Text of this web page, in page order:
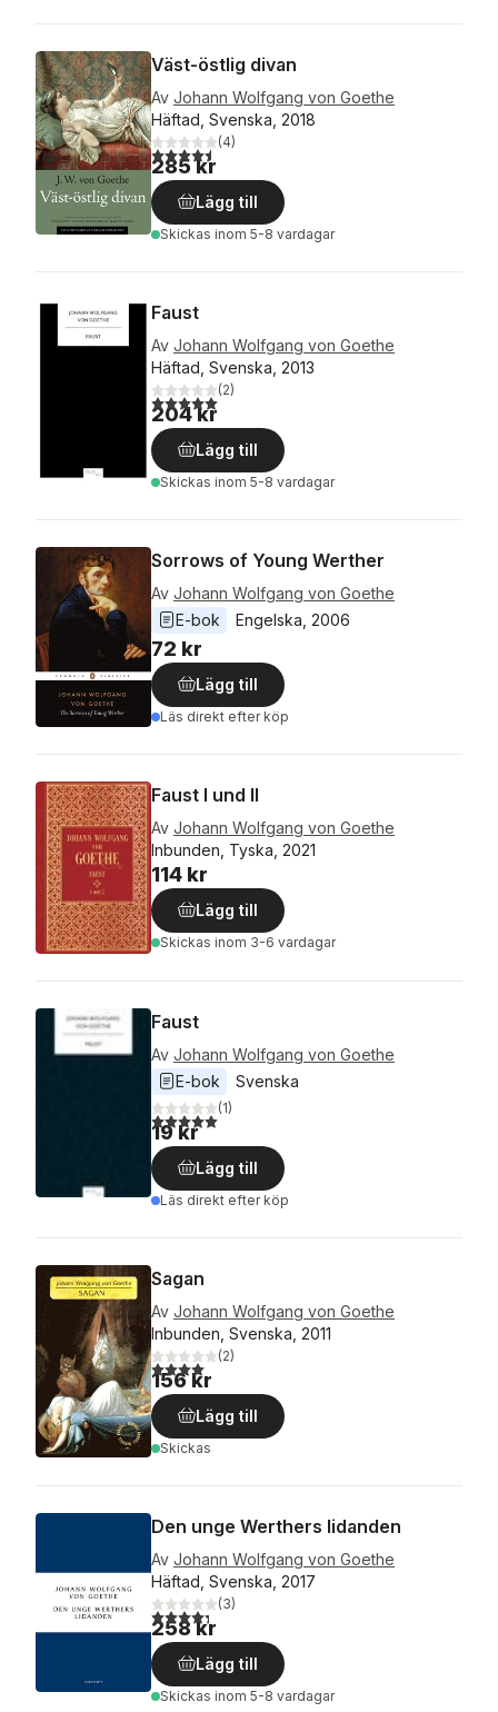
Väst-östlig divan
Av Johann Wolfgang von Goethe
Häftad, Svenska, 2018
4,5utav 5 stjärnor. Totalt antal röster:
(4)
285 kr
Lägg till
Skickas inom 5-8 vardagar
Faust
Av Johann Wolfgang von Goethe
Häftad, Svenska, 2013
5,0utav 5 stjärnor. Totalt antal röster:
(2)
204 kr
Lägg till
Skickas inom 5-8 vardagar
Sorrows of Young Werther
Av Johann Wolfgang von Goethe
E-bok
Engelska, 2006
72 kr
Lägg till
Läs direkt efter köp
Faust I und II
Av Johann Wolfgang von Goethe
Inbunden, Tyska, 2021
114 kr
Lägg till
Skickas inom 3-6 vardagar
Faust
Av Johann Wolfgang von Goethe
E-bok
Svenska
5,0utav 5 stjärnor. Totalt antal röster:
(1)
19 kr
Lägg till
Läs direkt efter köp
Sagan
Av Johann Wolfgang von Goethe
Inbunden, Svenska, 2011
4,0utav 5 stjärnor. Totalt antal röster:
(2)
156 kr
Lägg till
Skickas
Den unge Werthers lidanden
Av Johann Wolfgang von Goethe
Häftad, Svenska, 2017
4,3utav 5 stjärnor. Totalt antal röster:
(3)
258 kr
Lägg till
Skickas inom 5-8 vardagar